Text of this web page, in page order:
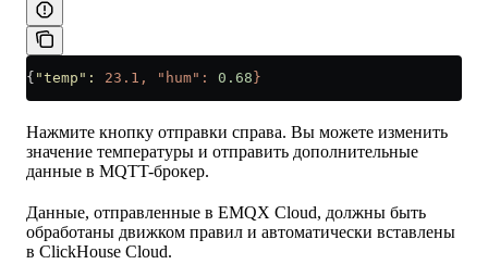
{ "temp" : 23.1, "hum": 0.68 }
Нажмите кнопку отправки справа. Вы можете изменить
значение температуры и отправить дополнительные
данные в MQTT-брокер.
Данные, отправленные в EMQX Cloud, должны быть
обработаны движком правил и автоматически вставлены
в ClickHouse Cloud.